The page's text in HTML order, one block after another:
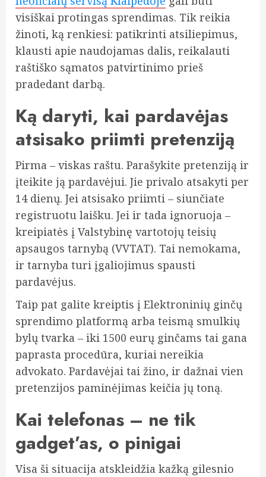
visiškai protingas sprendimas. Tik reikia
žinoti, ką renkiesi: patikrinti atsiliepimus,
klausti apie naudojamas dalis, reikalauti
raštiško sąmatos patvirtinimo prieš
pradedant darbą.
Ką daryti, kai pardavėjas
atsisako priimti pretenziją
Pirma – viskas raštu. Parašykite pretenziją ir
įteikite ją pardavėjui. Jie privalo atsakyti per
14 dienų. Jei atsisako priimti – siunčiate
registruotu laišku. Jei ir tada ignoruoja –
kreipiatės į Valstybinę vartotojų teisių
apsaugos tarnybą (VVTAT). Tai nemokama,
ir tarnyba turi įgaliojimus spausti
pardavėjus.
Taip pat galite kreiptis į Elektroninių ginčų
sprendimo platformą arba teismą smulkių
bylų tvarka – iki 1500 eurų ginčams tai gana
paprasta procedūra, kuriai nereikia
advokato. Pardavėjai tai žino, ir dažnai vien
pretenzijos paminėjimas keičia jų toną.
Kai telefonas – ne tik
gadget’as, o pinigai
Visa ši situacija atskleidžia kažką gilesnio